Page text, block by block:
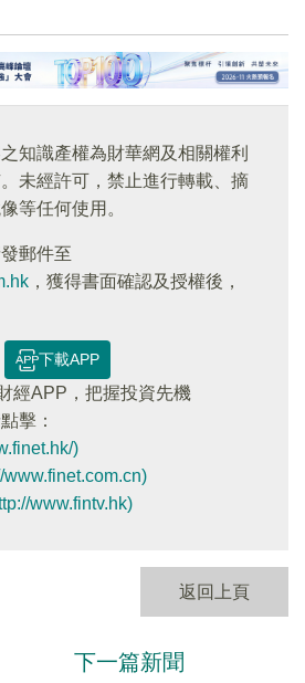
知識產權為財華網及相關權利
未經許可，禁止進行轉載、摘
等任何使用。
郵件至
，獲得書面確認及授權後，
下載APP
經APP，把握投資先機
擊：
)
www.finet.com.cn)
www.fintv.hk)
返回上頁
下一篇新聞